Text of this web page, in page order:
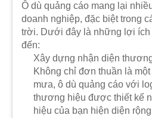
Ô dù quảng cáo mang lại
doanh nghiệp, đặc biệt trong
trời. Dưới đây là những lợi ích
đến:
Xây dựng nhận diện
Không chỉ đơn thuần là
mưa, ô dù quảng cáo với
thương hiệu được thiết kế
hiệu của bạn hiện diện